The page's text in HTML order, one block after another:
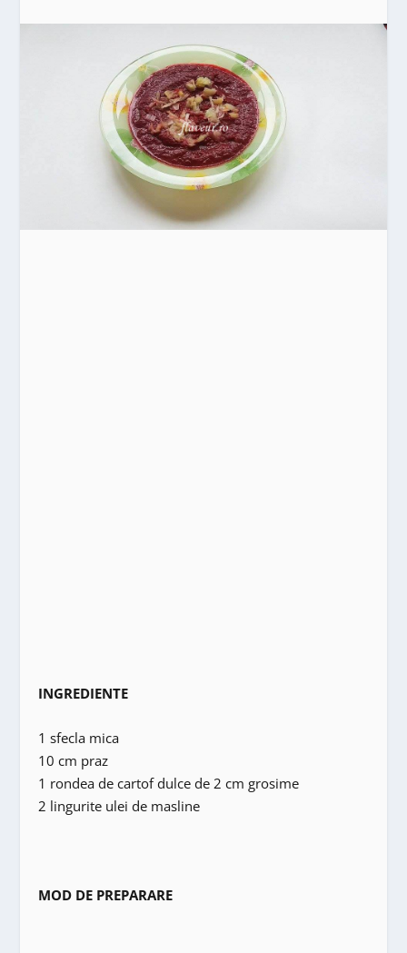
INGREDIENTE
1 sfecla mica
10 cm praz
1 rondea de cartof dulce de 2 cm grosime
2 lingurite ulei de masline
MOD DE PREPARARE